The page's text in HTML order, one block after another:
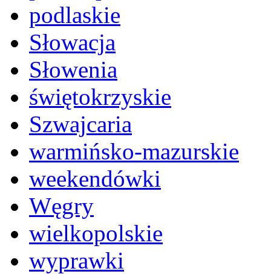
podlaskie
Słowacja
Słowenia
świętokrzyskie
Szwajcaria
warmińsko-mazurskie
weekendówki
Węgry
wielkopolskie
wyprawki